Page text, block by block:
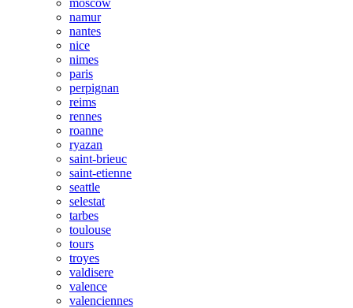
moscow
namur
nantes
nice
nimes
paris
perpignan
reims
rennes
roanne
ryazan
saint-brieuc
saint-etienne
seattle
selestat
tarbes
toulouse
tours
troyes
valdisere
valence
valenciennes